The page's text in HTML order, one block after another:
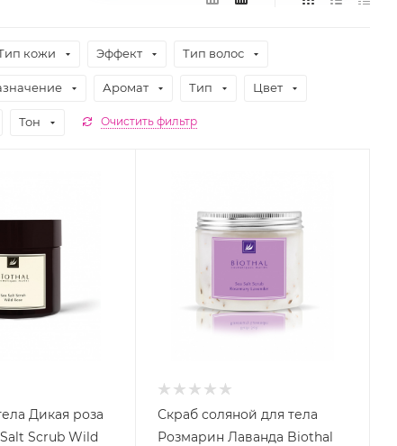
кожи Эффект Тип волос
Аромат Тип Цвет
Тон Очистить фильтр
Дикая роза
Scrub Wild
Скраб соляной для тела
Розмарин Лаванда Biothal